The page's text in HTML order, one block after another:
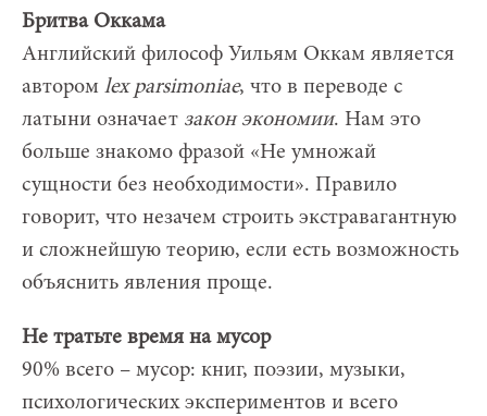
Бритва Оккама
Английский философ Уильям Оккам является
автором lex parsimoniae, что в переводе с
латыни означает закон экономии. Нам это
больше знакомо фразой «Не умножай
сущности без необходимости». Правило
говорит, что незачем строить экстравагантную
и сложнейшую теорию, если есть возможность
объяснить явления проще.
Не тратьте время на мусор
90% всего – мусор: книг, поэзии, музыки,
психологических экспериментов и всего